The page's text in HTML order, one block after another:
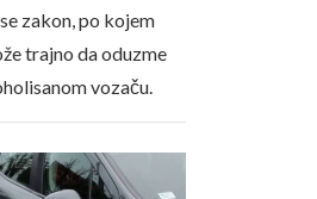
zakon, po kojem
trajno da oduzme
vozaču.